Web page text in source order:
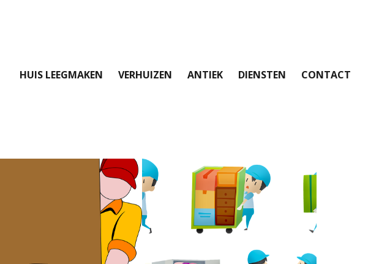
HUIS LEEGMAKEN VERHUIZEN ANTIEK DIENSTEN CONTACT